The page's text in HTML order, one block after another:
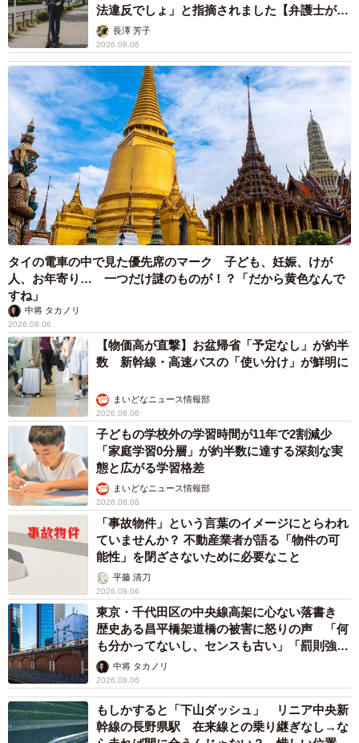
法違反でしょ」と指摘されました【弁護士が解
説】長澤 芳子
2026.08.06
タイの電車の中で見た優先席のマーク 子ども、妊娠、けが
人、お年寄り… 一つだけ謎のものが！？「だから黄色なんで
すね」
中将 タカノリ
2026.08.06
【物価高が直撃】お盆帰省「予定なし」が約半
数 新幹線・高速バスの「使い分け」が鮮明に
まいどなニュース情報部
2026.08.06
子どもの学校外の学習時間が11年で2割減少
「家庭学習0分層」が約半数に達する深刻な実
態と広がる学習格差
まいどなニュース情報部
2026.08.06
「事故物件」という言葉のイメージにとらわれ
ていませんか？ 不動産業者が語る「物件の可
能性」を閉ざさないために必要なこと
平藤 清刀
2026.08.06
東京・千代田区の中央線高架に心ない落書き
歴史ある昌平橋架道橋の被害に怒りの声 「何
も分かってないし、センスも古い」「罰則強化
して」中将 タカノリ
2026.08.06
もしかすると「下山ダッシュ」 リニア中央新
幹線の長野県駅 在来線との乗り継ぎなし→な